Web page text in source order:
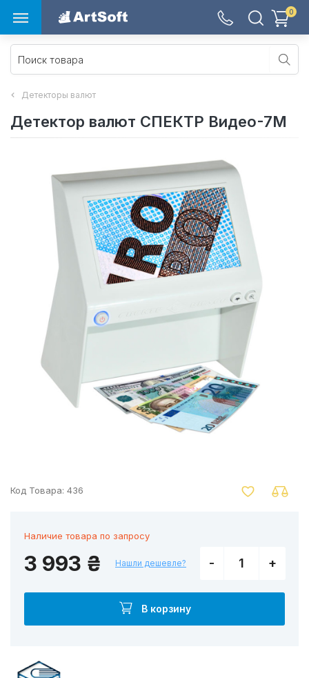
0
Детекторы валют
Детектор валют СПЕКТР Видео-7М
Код Товара: 436
Наличие товара по запросу
3 993 ₴ Нашли дешевле? - +
В корзину